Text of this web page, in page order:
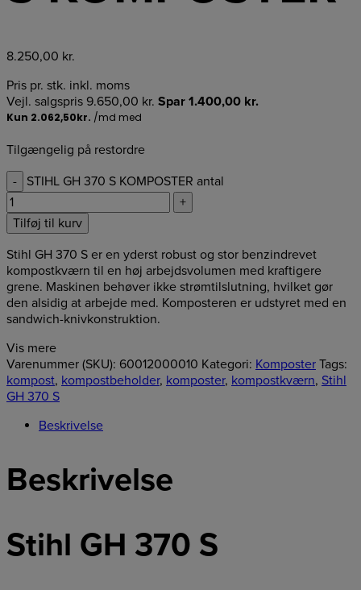
8.250,00 kr.
Pris pr. stk. inkl. moms
Vejl. salgspris 9.650,00 kr. Spar 1.400,00 kr.
Tilgængelig på restordre
-
STIHL GH 370 S KOMPOSTER antal
+
Tilføj til kurv
Stihl GH 370 S er en yderst robust og stor benzindrevet
kompostkværn til en høj arbejdsvolumen med kraftigere
grene. Maskinen behøver ikke strømtilslutning, hvilket gør
den alsidig at arbejde med. Komposteren er udstyret med en
sandwich-knivkonstruktion.
Vis mere
Varenummer (SKU): 60012000010 Kategori: Komposter Tags:
kompost, kompostbeholder, komposter, kompostkværn, Stihl
GH 370 S
Beskrivelse
Beskrivelse
Stihl GH 370 S